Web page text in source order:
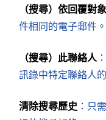
（搜尋）依回覆對象
件相同的電子郵件。
（搜尋）此聯絡人
訊錄中特定聯絡人
清除搜尋歷史 ：只